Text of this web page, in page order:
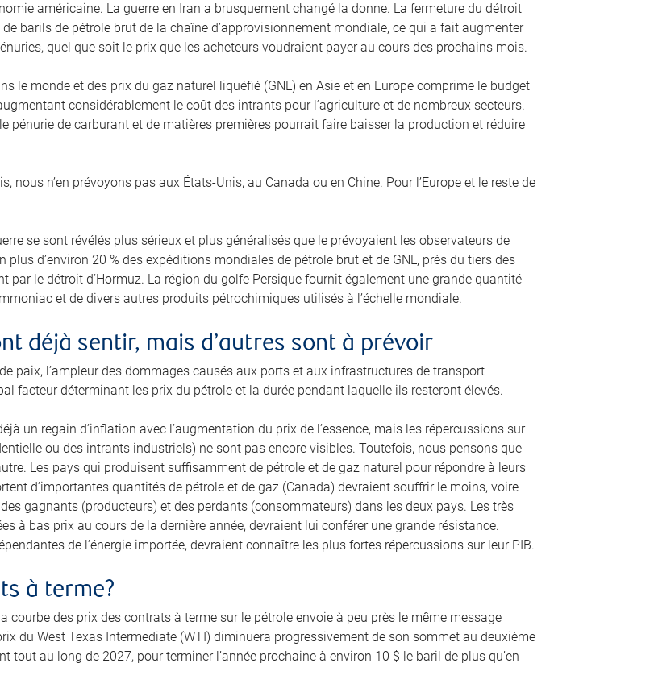
américaine. La guerre en Iran a brusquement changé la donne. La fermeture du détroit
barils de pétrole brut de la chaîne d’approvisionnement mondiale, ce qui a fait augmenter
quel que soit le prix que les acheteurs voudraient payer au cours des prochains mois.
le monde et des prix du gaz naturel liquéfié (GNL) en Asie et en Europe comprime le budget
considérablement le coût des intrants pour l’agriculture et de nombreux secteurs.
pénurie de carburant et de matières premières pourrait faire baisser la production et réduire
nous n’en prévoyons pas aux États‑Unis, au Canada ou en Chine. Pour l’Europe et le reste de
se sont révélés plus sérieux et plus généralisés que le prévoyaient les observateurs de
plus d’environ 20 % des expéditions mondiales de pétrole brut et de GNL, près du tiers des
par le détroit d’Hormuz. La région du golfe Persique fournit également une grande quantité
et de divers autres produits pétrochimiques utilisés à l’échelle mondiale.
déjà sentir, mais d’autres sont à prévoir
paix, l’ampleur des dommages causés aux ports et aux infrastructures de transport
facteur déterminant les prix du pétrole et la durée pendant laquelle ils resteront élevés.
un regain d’inflation avec l’augmentation du prix de l’essence, mais les répercussions sur
ou des intrants industriels) ne sont pas encore visibles. Toutefois, nous pensons que
Les pays qui produisent suffisamment de pétrole et de gaz naturel pour répondre à leurs
d’importantes quantités de pétrole et de gaz (Canada) devraient souffrir le moins, voire
gagnants (producteurs) et des perdants (consommateurs) dans les deux pays. Les très
à bas prix au cours de la dernière année, devraient lui conférer une grande résistance.
de l’énergie importée, devraient connaître les plus fortes répercussions sur leur PIB.
à terme?
courbe des prix des contrats à terme sur le pétrole envoie à peu près le même message
du West Texas Intermediate (WTI) diminuera progressivement de son sommet au deuxième
tout au long de 2027, pour terminer l’année prochaine à environ 10 $ le baril de plus qu’en